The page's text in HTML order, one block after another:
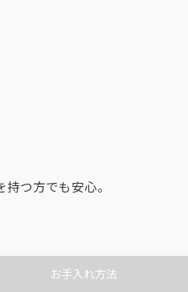
つ方でも安心。
お手入れ方法